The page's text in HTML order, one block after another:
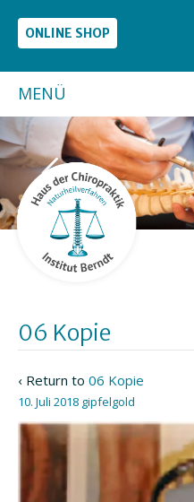
ONLINE SHOP
MENÜ
06 Kopie
‹ Return to 06 Kopie
10. Juli 2018 gipfelgold